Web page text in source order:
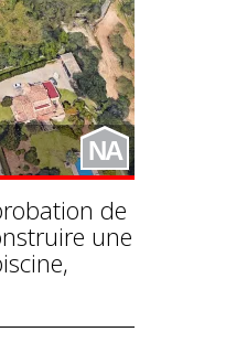
NA
de
une